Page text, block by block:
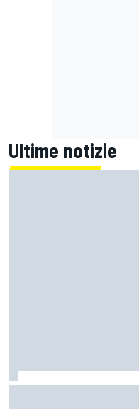
Ultime notizie